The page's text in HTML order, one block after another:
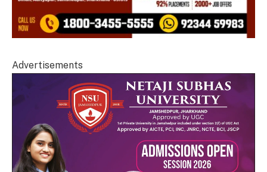
Advertisements
Player